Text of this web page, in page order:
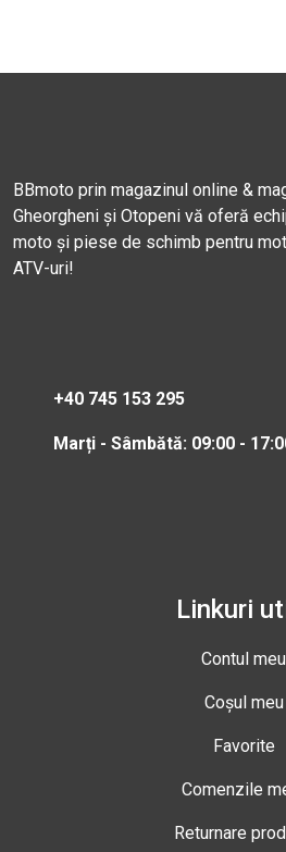
BBmoto prin magazinul online &
Gheorgheni și Otopeni vă oferă
moto și piese de schimb pentru
ATV-uri!
+40 745 153 295
Marți - Sâmbătă: 09:00 -
Linkuri
Contul meu
Coșul meu
Favorite
Comenzile
Returnare